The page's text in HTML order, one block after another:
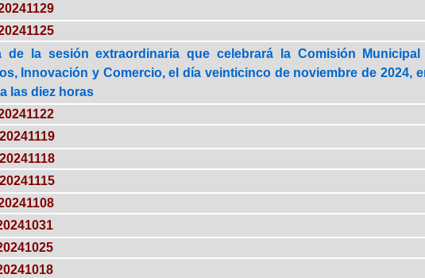
de la sesión extraordinaria que celebrará la Comisión Municipal
Innovación y Comercio, el día veinticinco de noviembre de 2024,
las diez horas
20241119
20241118
20241115